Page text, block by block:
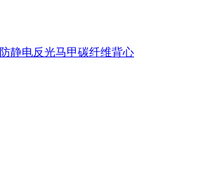
静电反光马甲碳纤维背心